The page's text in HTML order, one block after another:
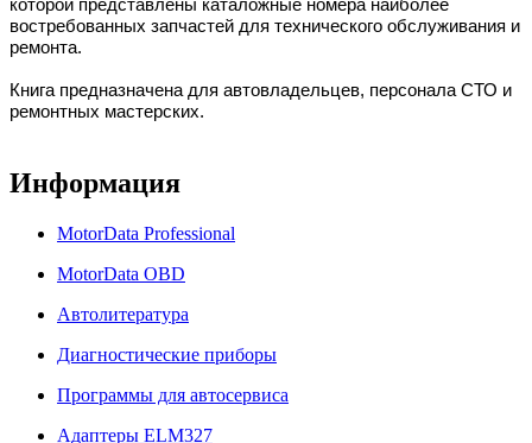
которой представлены каталожные номера наиболее
востребованных запчастей для технического обслуживания и
ремонта.
Книга предназначена для автовладельцев, персонала СТО и
ремонтных мастерских.
Информация
MotorData Professional
MotorData OBD
Автолитература
Диагностические приборы
Программы для автосервиса
Адаптеры ELM327